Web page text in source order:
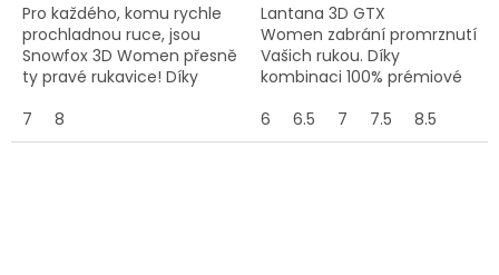
Pro každého, komu rychle
prochladnou ruce, jsou
Snowfox 3D Women přesně
ty pravé rukavice! Díky
rukavice extra teplé.
Softshell a Micro TC na
7 8
Lantana 3D GTX
Women zabrání promrznutí
Vašich rukou. Díky
kombinaci 100% prémiové
vnější straně se pohodlné
nosí. Dlaň z extrémně
6 6.5 7 7.5 8.5